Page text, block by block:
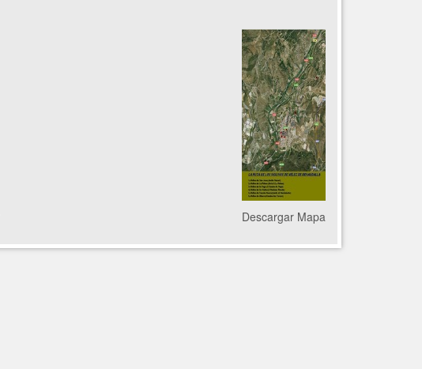
Descargar Mapa